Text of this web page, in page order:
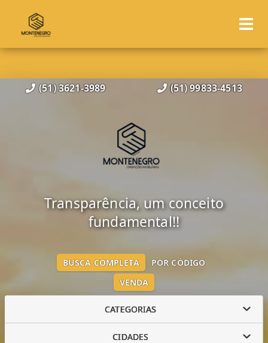
(51) 3621-3989 (51) 99833-4513
Transparência, um conceito
fundamental!!
VENDA
BUSCA COMPLETA POR CÓDIGO
CATEGORIAS
CIDADES